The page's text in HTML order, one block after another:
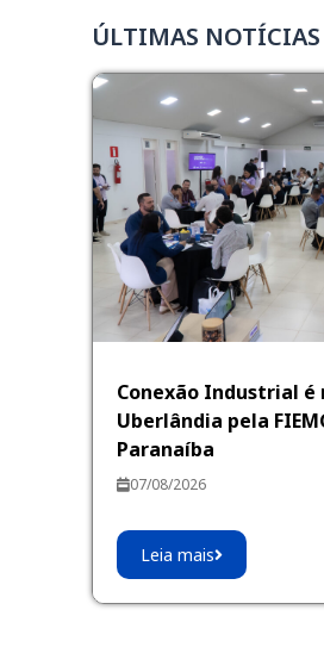
ÚLTIMAS NOTÍCIAS
Conexão Industrial é
Uberlândia pela
Paranaíba
07/08/2026
Leia mais